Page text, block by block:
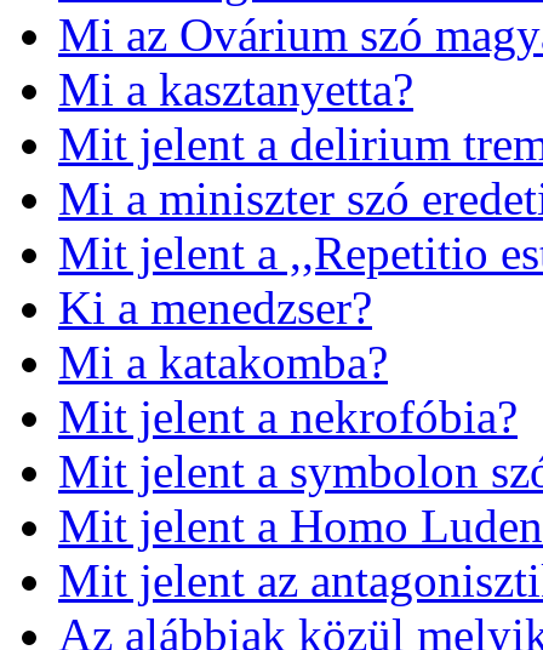
Mi az Ovárium szó
Mi a kasztanyetta?
Mit jelent a delirium
Mi a miniszter szó
Mit jelent a ,,Repetitio
Ki a menedzser?
Mi a katakomba?
Mit jelent a nekrofóbia?
Mit jelent a symbolon
Mit jelent a Homo
Mit jelent az
Az alábbiak közül